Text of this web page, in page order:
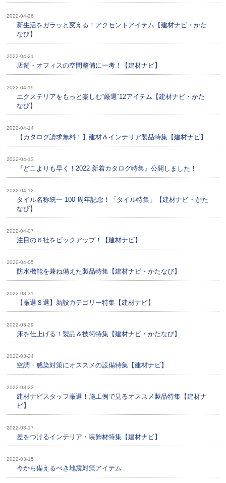
2022-04-26
新生活をガラッと変える！アクセントアイテム【建材ナビ・かた
なび】
2022-04-21
店舗・オフィスの空間整備に一考！【建材ナビ】
2022-04-19
エクステリアをもっと楽しむ“厳選”12アイテム【建材ナビ・かた
なび】
2022-04-14
【カタログ請求無料！】建材＆インテリア製品特集【建材ナビ】
2022-04-13
『どこよりも早く！2022 新着カタログ特集』公開しました！
2022-04-12
タイル名称統一 100 周年記念！「タイル特集」【建材ナビ・かた
なび】
2022-04-07
注目の６社をピックアップ！【建材ナビ】
2022-04-05
防水機能を兼ね備えた製品特集【建材ナビ・かたなび】
2022-03-31
【厳選８選】新設カテゴリー特集【建材ナビ】
2022-03-29
床を仕上げる！製品＆技術特集【建材ナビ・かたなび】
2022-03-24
空調・感染対策にオススメの設備特集【建材ナビ】
2022-03-22
建材ナビスタッフ厳選！施工例で見るオススメ製品特集【建材ナ
ビ】
2022-03-17
差をつけるインテリア・装飾材特集【建材ナビ】
2022-03-15
今から備えるべき地震対策アイテム